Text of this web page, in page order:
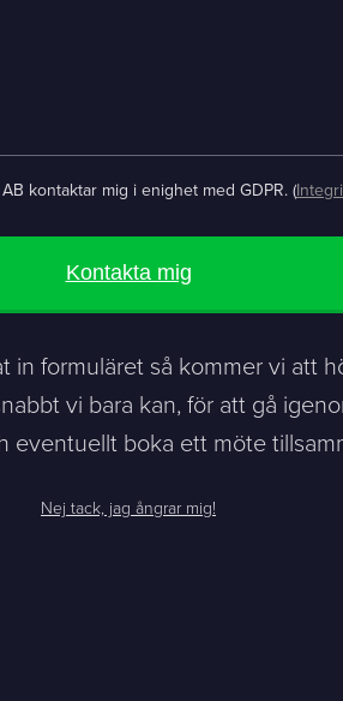
kontaktar mig i enighet med GDPR. (
Kontakta mig
in formuläret så kommer vi att
vi bara kan, för att gå
eventuellt boka ett möte
Nej tack, jag ångrar mig!